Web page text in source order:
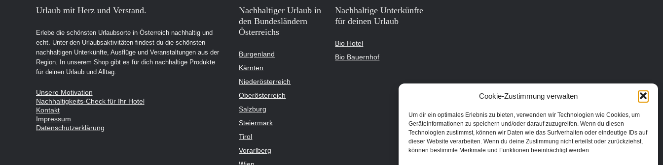
Cookie-Zustimmung verwalten
Um dir ein optimales Erlebnis zu bieten, verwenden wir Technologien wie Cookies, um
Geräteinformationen zu speichern und/oder darauf zuzugreifen. Wenn du diesen
Technologien zustimmst, können wir Daten wie das Surfverhalten oder eindeutige IDs auf
dieser Website verarbeiten. Wenn du deine Zustimmung nicht erteilst oder zurückziehst,
können bestimmte Merkmale und Funktionen beeinträchtigt werden.
Urlaub mit Herz und Verstand.
Erlebe die schönsten Urlaubsorte in Österreich nachhaltig und
echt. Unter den Urlaubsaktivitäten findest du die schönsten
nachhaltigen Unterkünfte, Ausflüge und Veranstaltungen aus der
Region. In unserem Shop gibt es für dich nachhaltige Produkte
für deinen Urlaub und Alltag.
Unsere Motivation
Nachhaltigkeits-Check für Ihr Hotel
Kontakt
Impressum
Datenschutzerklärung
Nachhaltiger Urlaub in
den Bundesländern
Österreichs
Burgenland
Kärnten
Niederösterreich
Oberösterreich
Salzburg
Steiermark
Tirol
Vorarlberg
Nachhaltige Unterkünfte
für deinen Urlaub
Bio Hotel
Bio Bauernhof